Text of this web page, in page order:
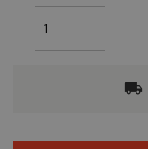
local_shipping